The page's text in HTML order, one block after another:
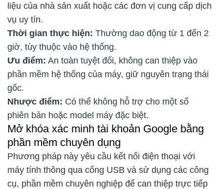
liệu của nhà sản xuất hoặc các đơn vị cung cấp dịch
vụ uy tín.
Thời gian thực hiện: Thường dao động từ 1 đến 2
giờ, tùy thuộc vào hệ thống.
Ưu điểm: An toàn tuyệt đối, không can thiệp vào
phần mềm hệ thống của máy, giữ nguyên trạng thái
gốc.
Nhược điểm: Có thể không hỗ trợ cho một số
phiên bản hoặc model máy đặc biệt.
Mở khóa xác minh tài khoản Google bằng
phần mềm chuyên dụng
Phương pháp này yêu cầu kết nối điện thoại với
máy tính thông qua cổng USB và sử dụng các công
cụ, phần mềm chuyên nghiệp để can thiệp trực tiếp